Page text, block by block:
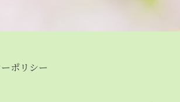
ポリシー